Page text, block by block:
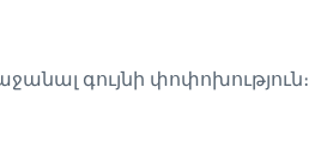
գույնի փոփոխություն։